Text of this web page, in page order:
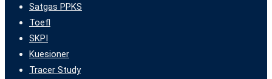
Satgas PPKS
Toefl
SKPI
Kuesioner
Tracer Study